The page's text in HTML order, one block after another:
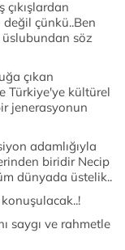
çıkışlardan
değil çünkü..Ben
söz
çıkan
Türkiye'ye kültürel
jenerasyonun
adamlığıyla
biridir Necip
dünyada üstelik..
saygı ve rahmetle